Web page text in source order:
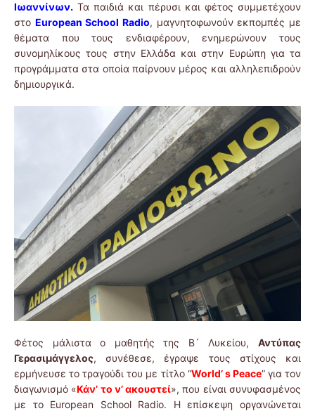
Ιωαννίνων. Τα παιδιά και πέρυσι και φέτος συμμετέχουν
στο European School Radio, μαγνητοφωνούν εκπομπές με
θέματα που τους ενδιαφέρουν, ενημερώνουν τους
συνομηλίκους τους στην Ελλάδα και στην Ευρώπη για τα
προγράμματα στα οποία παίρνουν μέρος και αλληλεπιδρούν
δημιουργικά.
Φέτος μάλιστα ο μαθητής της Β´ Λυκείου, Αντύπας
Γερασιμάγγελος, συνέθεσε, έγραψε τους στίχους και
ερμήνευσε το τραγούδι του με τίτλο “World’ s Peace” για τον
διαγωνισμό «Κάν’ το ν’ ακουστεί», που είναι συνυφασμένος
με το European School Radio. Η επίσκεψη οργανώνεται